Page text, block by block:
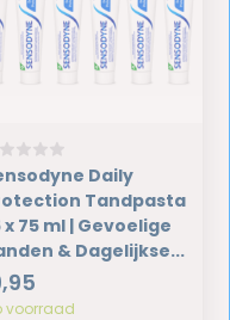
Daily
Tandpasta
x 75 ml | Gevoelige
& Dagelijkse...
voorraad